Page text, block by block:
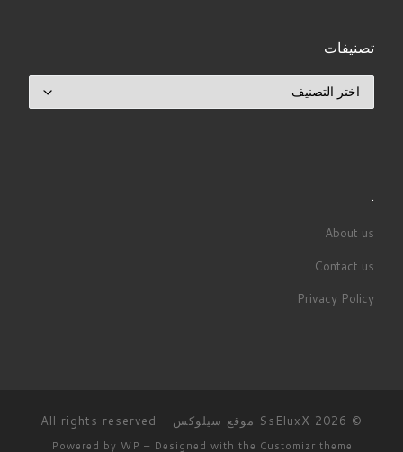
تصنيفات
.
About us
Contact us
Privacy Policy
© 2026 SsEluxX موقع سيلوكس – All rights reserved
Powered by WP – Designed with the Customizr theme